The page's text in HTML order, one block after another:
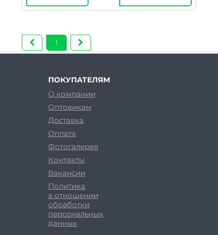
1
ПОКУПАТЕЛЯМ
О компании
Оптовикам
Доставка
Оплата
Фотогалерея
Контакты
Вакансии
Политика
в отношении
обработки
персональных
данных